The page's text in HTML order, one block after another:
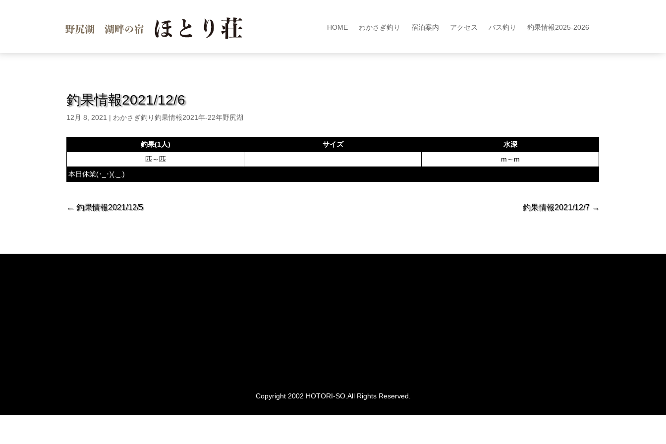
HOME わかさぎ釣り 宿泊案内 アクセス バス釣り 釣果情報2025-2026
釣果情報2021/12/6
12月 8, 2021 | わかさぎ釣り釣果情報2021年-22年野尻湖
釣果(1人) サイズ
水深
匹～匹
m～m
本日休業(･_･)(._.)
←釣果情報2021/12/5 釣果情報2021/12/7→
Copyright 2002 HOTORI-SO.All Rights Reserved.